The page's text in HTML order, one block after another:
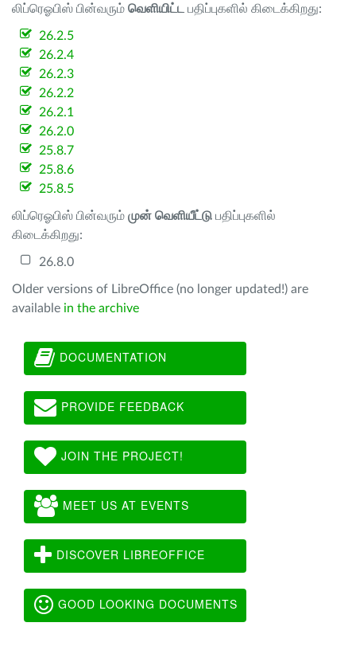
லிப்ரெஓபிஸ் பின்வரும் வெளியிட்ட பதிப்புகளில் கிடைக்கிறது:
26.2.5
26.2.4
26.2.3
26.2.2
26.2.1
26.2.0
25.8.7
25.8.6
25.8.5
லிப்ரெஓபிஸ் பின்வரும் முன் வெளியீட்டு பதிப்புகளில்
கிடைக்கிறது:
26.8.0
Older versions of LibreOffice (no longer updated!) are
available in the archive
DOCUMENTATION
PROVIDE FEEDBACK
JOIN THE PROJECT!
MEET US AT EVENTS
DISCOVER LIBREOFFICE
GOOD LOOKING DOCUMENTS